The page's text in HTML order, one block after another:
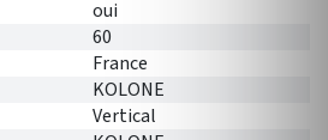
oui
60
France
KOLONE
Vertical